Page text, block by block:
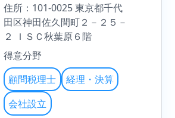
住所：101-0025 東京都千代
田区神田佐久間町２－２５－
２ ＩＳＣ秋葉原６階
得意分野
顧問税理士
経理・決算
会社設立